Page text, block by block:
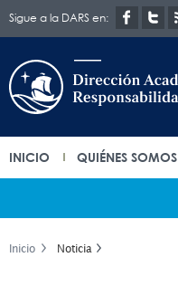
Sigue a la DARS en:
INICIO QUIÉNES SOMOS
Inicio Noticia